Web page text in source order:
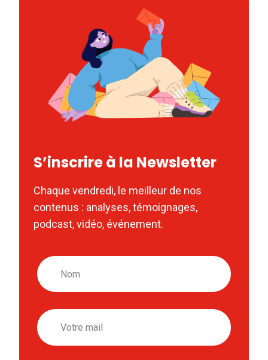
S’inscrire à la Newsletter
Chaque vendredi, le meilleur de nos
contenus : analyses, témoignages,
podcast, vidéo, événement.
Nom
Email